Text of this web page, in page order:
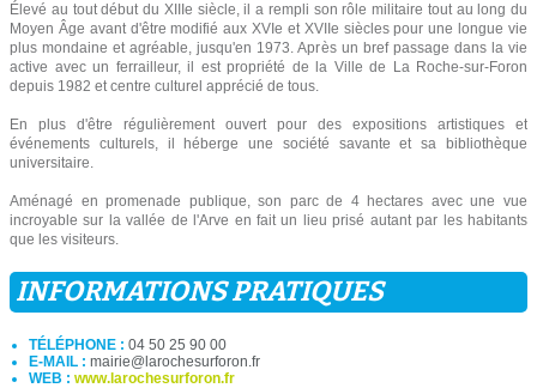
Élevé au tout début du XIIIe siècle, il a rempli son rôle militaire tout au long du
Moyen Âge avant d'être modifié aux XVIe et XVIIe siècles pour une longue vie
plus mondaine et agréable, jusqu'en 1973. Après un bref passage dans la vie
active avec un ferrailleur, il est propriété de la Ville de La Roche-sur-Foron
depuis 1982 et centre culturel apprécié de tous.
En plus d'être régulièrement ouvert pour des expositions artistiques et
événements culturels, il héberge une société savante et sa bibliothèque
universitaire.
Aménagé en promenade publique, son parc de 4 hectares avec une vue
incroyable sur la vallée de l'Arve en fait un lieu prisé autant par les habitants
que les visiteurs.
INFORMATIONS PRATIQUES
TÉLÉPHONE : 04 50 25 90 00
E-MAIL : mairie@larochesurforon.fr
WEB : www.larochesurforon.fr